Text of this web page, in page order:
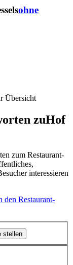
ohne
Übersicht
zuHof
zum Restaurant-
interessieren
den Restaurant-
stellen